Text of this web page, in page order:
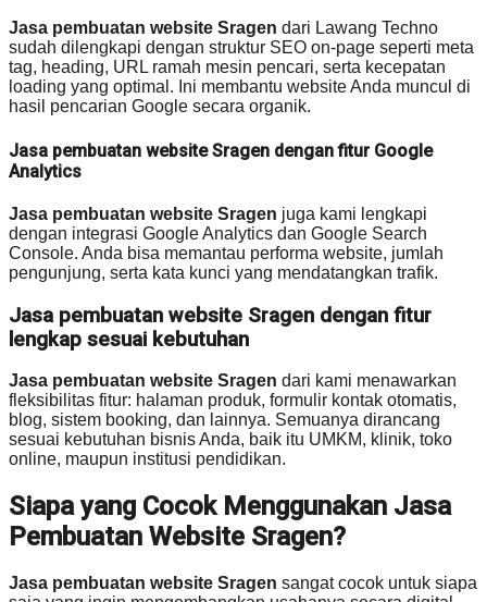
Jasa pembuatan website Sragen dari Lawang Techno
sudah dilengkapi dengan struktur SEO on-page seperti meta
tag, heading, URL ramah mesin pencari, serta kecepatan
loading yang optimal. Ini membantu website Anda muncul di
hasil pencarian Google secara organik.
Jasa pembuatan website Sragen dengan fitur Google
Analytics
Jasa pembuatan website Sragen juga kami lengkapi
dengan integrasi Google Analytics dan Google Search
Console. Anda bisa memantau performa website, jumlah
pengunjung, serta kata kunci yang mendatangkan trafik.
Jasa pembuatan website Sragen dengan fitur
lengkap sesuai kebutuhan
Jasa pembuatan website Sragen dari kami menawarkan
fleksibilitas fitur: halaman produk, formulir kontak otomatis,
blog, sistem booking, dan lainnya. Semuanya dirancang
sesuai kebutuhan bisnis Anda, baik itu UMKM, klinik, toko
online, maupun institusi pendidikan.
Siapa yang Cocok Menggunakan Jasa
Pembuatan Website Sragen?
Jasa pembuatan website Sragen sangat cocok untuk siapa